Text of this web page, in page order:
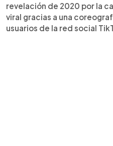
revelación de 2020 por la
viral gracias a una
usuarios de la red social